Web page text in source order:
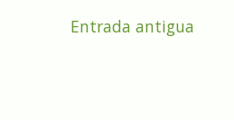
Entrada antigua